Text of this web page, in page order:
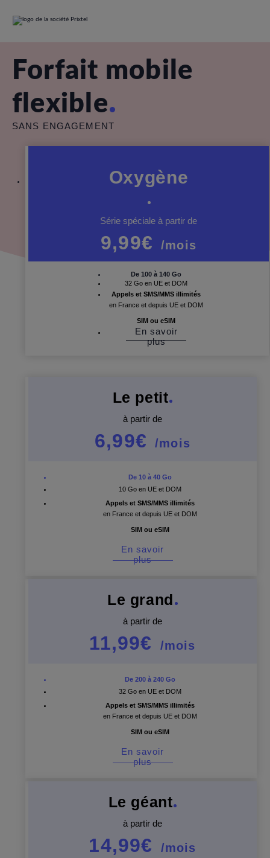
Forfait mobile
flexible
SANS ENGAGEMENT
Oxygène
Série spéciale à partir de
9,99€ /mois
De 100 à 140 Go
32 Go en UE et DOM
Appels et SMS/MMS illimités
en France et depuis UE et DOM
SIM ou eSIM
En savoir
plus
Le petit
à partir de
6,99€ /mois
De 10 à 40 Go
10 Go en UE et DOM
Appels et SMS/MMS illimités
en France et depuis UE et DOM
SIM ou eSIM
En savoir
plus
Le grand
à partir de
11,99€ /mois
De 200 à 240 Go
32 Go en UE et DOM
Appels et SMS/MMS illimités
en France et depuis UE et DOM
SIM ou eSIM
En savoir
plus
Le géant
à partir de
14,99€ /mois